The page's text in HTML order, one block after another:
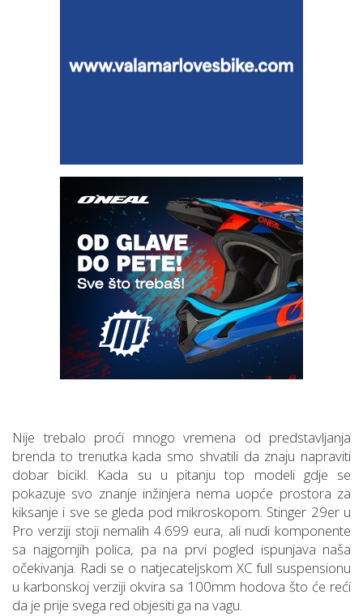
Nije trebalo proći mnogo vremena od predstavljanja
brenda to trenutka kada smo shvatili da znaju napraviti
dobar bicikl. Kada su u pitanju top modeli gdje se
pokazuje svo znanje inžinjera nema uopće prostora za
kiksanje i sve se gleda pod mikroskopom. Stinger 29er u
Pro verziji stoji nemalih 4.699 eura, ali nudi komponente
sa najgornjih polica, pa na prvi pogled ispunjava naša
očekivanja. Radi se o natjecateljskom XC full suspensionu
u karbonskoj verziji okvira sa 100mm hodova što će reći
da je prije svega red objesiti ga na vagu.